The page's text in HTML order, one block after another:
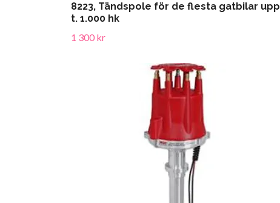
8223, Tändspole för de flesta gatbilar upp
t. 1.000 hk
1 300 kr